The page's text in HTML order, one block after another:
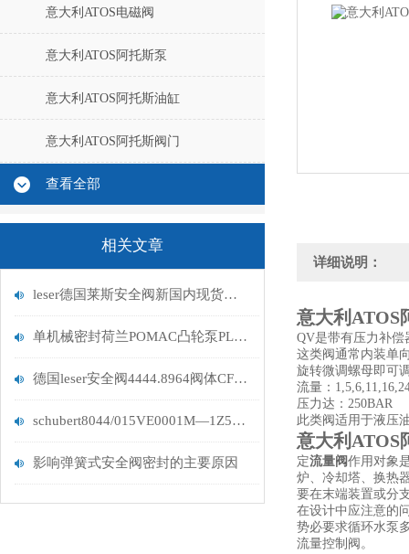
意大利ATOS电磁阀
意大利ATOS阿托斯泵
意大利ATOS阿托斯油缸
意大利ATOS阿托斯阀门
查看全部
相关文章
leser德国莱斯安全阀新国内现货情况2025
单机械密封荷兰POMAC凸轮泵PLP3-4
德国leser安全阀4444.8964阀体CF8M不锈钢耐高温
schubert8044/015VE0001M—1Z5舒伯特滑窗阀
影响弹簧式安全阀密封的主要原因
详细说明：
意大利ATOS
QV是带有压力补
这类阀通常内装单
旋转微调螺母即可
流量：
压力达：250BAR
此类阀适用于液压
意大利ATOS
定流量阀作用对象
炉、冷却塔、换热
要在末端装置或分
在设计中应注意的
势必要求循环水泵
流量控制阀。